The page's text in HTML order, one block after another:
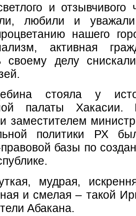
и отзывчивого
любили и
нашего
активная
своему делу
стояла у
палаты
заместителем
политики РХ
базы по
мудрая,
и смелая – такой
Абакана.